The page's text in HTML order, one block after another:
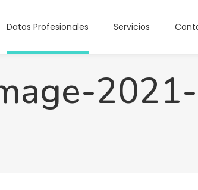
Datos Profesionales Servicios